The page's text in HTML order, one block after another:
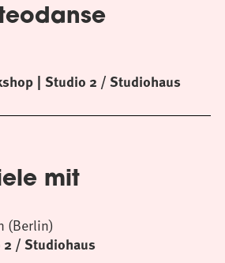
Studio 2 / Studiohaus
mit
/ Studiohaus
(Berlin)